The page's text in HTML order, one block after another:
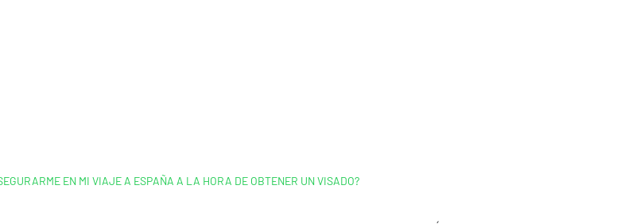
EN MI VIAJE A ESPAÑA A LA HORA DE OBTENER UN VISADO?